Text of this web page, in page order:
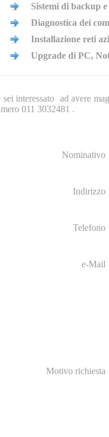
Sistemi di backup
Diagnostica dei
Installazione reti
Upgrade di PC,
sei interessato ad avere
011 3032481 .
Nominativo
Indirizzo
Telefono
e-Mail
Motivo richiesta